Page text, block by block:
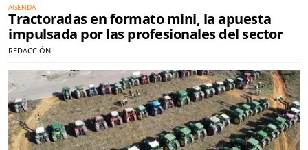
AGENDA
Tractoradas en formato mini, la apuesta
impulsada por las profesionales del sector
REDACCIÓN